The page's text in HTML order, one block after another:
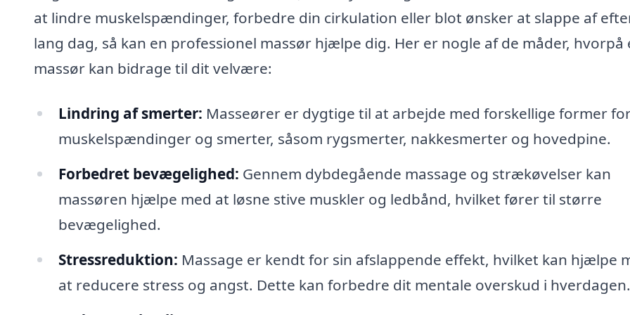
at lindre muskelspændinger, forbedre din cirkulation eller blot ønsker at slappe af
lang dag, så kan en professionel massør hjælpe dig. Her er nogle af de måder, hvorpå
massør kan bidrage til dit velvære:
Lindring af smerter: Masseører er dygtige til at arbejde med forskellige former
muskelspændinger og smerter, såsom rygsmerter, nakkesmerter og hovedpine.
Forbedret bevægelighed: Gennem dybdegående massage og strækøvelser kan
massøren hjælpe med at løsne stive muskler og ledbånd, hvilket fører til større
bevægelighed.
Stressreduktion: Massage er kendt for sin afslappende effekt, hvilket kan hjælpe
at reducere stress og angst. Dette kan forbedre dit mentale overskud i hverdagen.